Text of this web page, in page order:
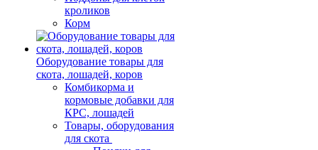
кроликов
Корм
Оборудование товары для
скота, лошадей, коров
Комбикорма и
кормовые добавки для
КРС, лошадей
Товары, оборудования
для скота